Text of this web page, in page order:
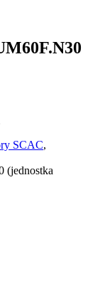
SCAC,
(jednostka